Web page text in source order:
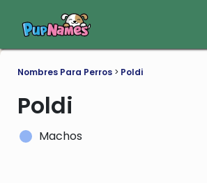
Nombres Para Perros > Poldi
Poldi
Machos